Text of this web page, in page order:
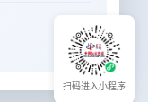
扫码进入小程序